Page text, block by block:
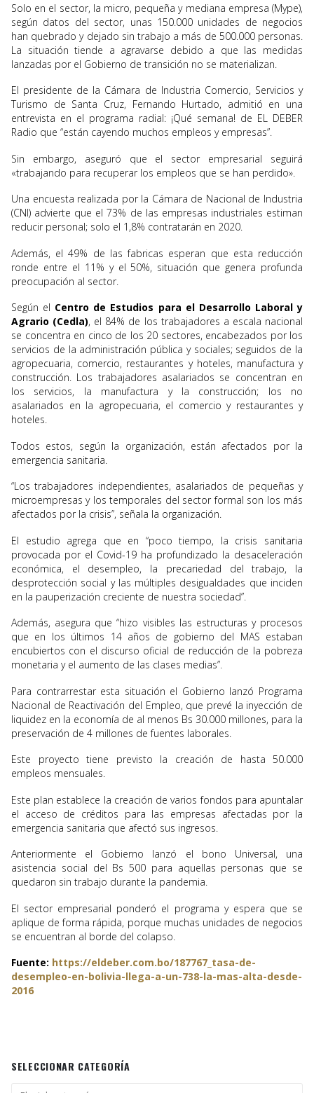
Solo en el sector, la micro, pequeña y mediana empresa (Mype),
según datos del sector, unas 150.000 unidades de negocios
han quebrado y dejado sin trabajo a más de 500.000 personas.
La situación tiende a agravarse debido a que las medidas
lanzadas por el Gobierno de transición no se materializan.
El presidente de la Cámara de Industria Comercio, Servicios y
Turismo de Santa Cruz, Fernando Hurtado, admitió en una
entrevista en el programa radial: ¡Qué semana! de EL DEBER
Radio que “están cayendo muchos empleos y empresas”.
Sin embargo, aseguró que el sector empresarial seguirá
«trabajando para recuperar los empleos que se han perdido».
Una encuesta realizada por la Cámara de Nacional de Industria
(CNI) advierte que el 73% de las empresas industriales estiman
reducir personal; solo el 1,8% contratarán en 2020.
Además, el 49% de las fabricas esperan que esta reducción
ronde entre el 11% y el 50%, situación que genera profunda
preocupación al sector.
Según el Centro de Estudios para el Desarrollo Laboral y
Agrario (Cedla), el 84% de los trabajadores a escala nacional
se concentra en cinco de los 20 sectores, encabezados por los
servicios de la administración pública y sociales; seguidos de la
agropecuaria, comercio, restaurantes y hoteles, manufactura y
construcción. Los trabajadores asalariados se concentran en
los servicios, la manufactura y la construcción; los no
asalariados en la agropecuaria, el comercio y restaurantes y
hoteles.
Todos estos, según la organización, están afectados por la
emergencia sanitaria.
“Los trabajadores independientes, asalariados de pequeñas y
microempresas y los temporales del sector formal son los más
afectados por la crisis”, señala la organización.
El estudio agrega que en “poco tiempo, la crisis sanitaria
provocada por el Covid-19 ha profundizado la desaceleración
económica, el desempleo, la precariedad del trabajo, la
desprotección social y las múltiples desigualdades que inciden
en la pauperización creciente de nuestra sociedad”.
Además, asegura que “hizo visibles las estructuras y procesos
que en los últimos 14 años de gobierno del MAS estaban
encubiertos con el discurso oficial de reducción de la pobreza
monetaria y el aumento de las clases medias”.
Para contrarrestar esta situación el Gobierno lanzó Programa
Nacional de Reactivación del Empleo, que prevé la inyección de
liquidez en la economía de al menos Bs 30.000 millones, para la
preservación de 4 millones de fuentes laborales.
Este proyecto tiene previsto la creación de hasta 50.000
empleos mensuales.
Este plan establece la creación de varios fondos para apuntalar
el acceso de créditos para las empresas afectadas por la
emergencia sanitaria que afectó sus ingresos.
Anteriormente el Gobierno lanzó el bono Universal, una
asistencia social del Bs 500 para aquellas personas que se
quedaron sin trabajo durante la pandemia.
El sector empresarial ponderó el programa y espera que se
aplique de forma rápida, porque muchas unidades de negocios
se encuentran al borde del colapso.
Fuente: https://eldeber.com.bo/187767_tasa-de-
desempleo-en-bolivia-llega-a-un-738-la-mas-alta-desde-
2016
SELECCIONAR CATEGORÍA
Seleccionar